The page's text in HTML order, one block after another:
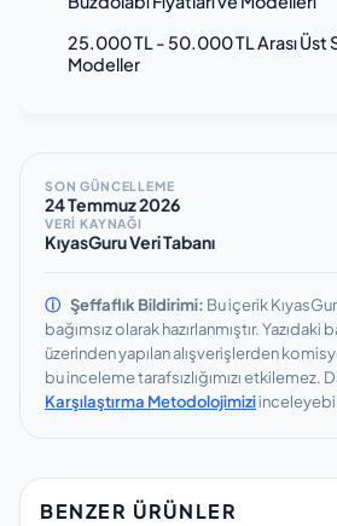
25.000 TL - 50.000 TL Arası Üst
Modeller
SON GÜNCELLEME
24 Temmuz 2026
VERİ KAYNAĞI
KıyasGuru Veri Tabanı
ⓘ Şeffaflık Bildirimi: Bu içerik
bağımsız olarak hazırlanmıştır.Yazıdaki
üzerinden yapılan alışverişlerden
bu inceleme tarafsızlığımızı etkilemez.
Karşılaştırma Metodolojimizi
BENZER ÜRÜNLER